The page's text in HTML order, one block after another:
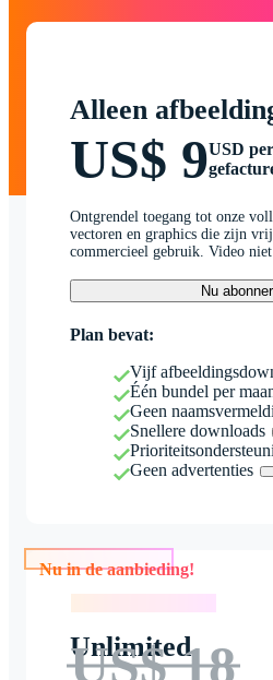
Alleen
US$ 9USD
Ontgrendel toegang tot onze
vectoren en graphics die zijn
commercieel gebruik. Video niet
Nu
Plan bevat:
Vijf
Één bundel per
Geen
Snellere downloads
Geen advertenties
Nu in de aanbieding!
Unlimited
US$ 18